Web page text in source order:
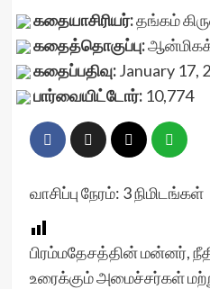
கதையாசிரியர்:தங்கம்
கதைத்தொகுப்பு:
கதைப்பதிவு:January 17,
பார்வையிட்டோர்:10,774
வாசிப்பு நேரம்: 3நிமிடங்கள்
பிரம்மதேசத்தின் மன்னர்,
உரைக்கும் அமைச்சர்கள்